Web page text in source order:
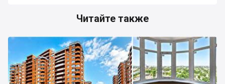
Читайте также